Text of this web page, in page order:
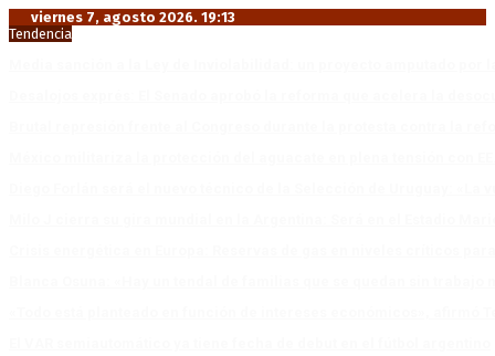
viernes 7, agosto 2026. 19:13
Tendencia